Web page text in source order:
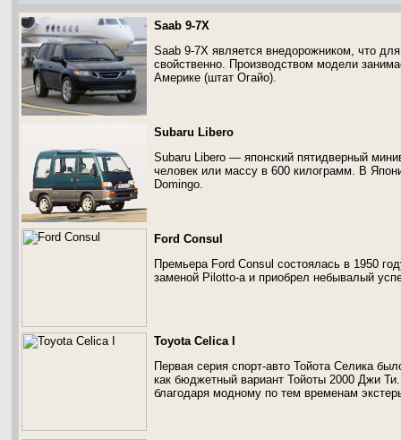
Saab 9-7X
Saab 9-7X является внедорожником, что
свойственно. Производством модели
Америке (штат Огайо).
Subaru Libero
Subaru Libero — японский пятидверный
человек или массу в 600 килограмм. В
Domingo.
Ford Consul
Премьера Ford Consul состоялась в 1950
заменой Pilotto-а и приобрел небывалый
Toyota Celica I
Первая серия спорт-авто Тойота Селика
как бюджетный вариант Тойоты 2000 Джи
благодаря модному по тем временам